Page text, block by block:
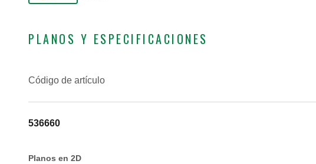
PLANOS Y ESPECIFICACIONES
Código de artículo
536660
Planos en 2D